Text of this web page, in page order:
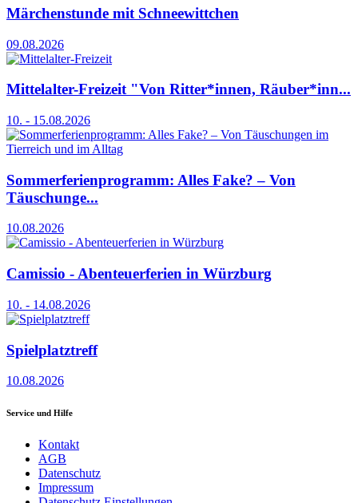
Märchenstunde mit Schneewittchen
09.08.2026
Mittelalter-Freizeit "Von Ritter*innen, Räuber*inn...
10. - 15.08.2026
Sommerferienprogramm: Alles Fake? – Von
Täuschunge...
10.08.2026
Camissio - Abenteuerferien in Würzburg
10. - 14.08.2026
Spielplatztreff
10.08.2026
Service und Hilfe
Kontakt
AGB
Datenschutz
Impressum